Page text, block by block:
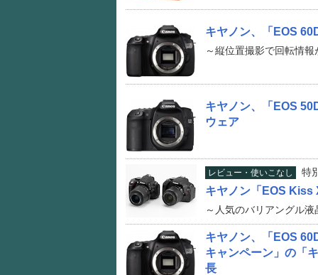
キヤノン、「EOS
～縦位置撮影で回転情
キヤノン、「EOS
ウェア
レビュー・使いこなし 特
キヤノン「EOS Kiss
～人気のバリアングル
キヤノン、「EOS
キャンペーン」の「
長